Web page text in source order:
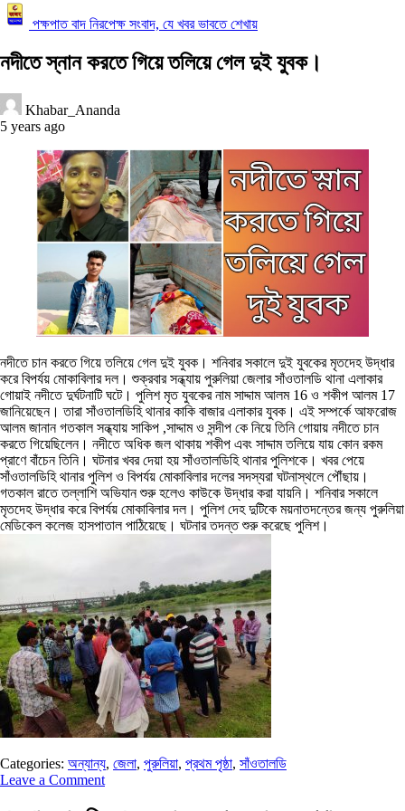
পক্ষপাত বাদ নিরপেক্ষ সংবাদ, যে খবর ভাবতে শেখায়
নদীতে স্নান করতে গিয়ে তলিয়ে গেল দুই যুবক।
Khabar_Ananda
5 years ago
নদীতে চান করতে গিয়ে তলিয়ে গেল দুই যুবক। শনিবার সকালে দুই যুবকের মৃতদেহ উদ্ধার
করে বিপর্যয় মোকাবিলার দল। শুক্রবার সন্ধ্যায় পুরুলিয়া জেলার সাঁওতালডি থানা এলাকার
গোয়াই নদীতে দুর্ঘটনাটি ঘটে। পুলিশ মৃত যুবকের নাম সাদ্দাম আলম 16 ও শকীপ আলম 17
জানিয়েছেন। তারা সাঁওতালডিহি থানার কাকি বাজার এলাকার যুবক। এই সম্পর্কে আফরোজ
আলম জানান গতকাল সন্ধ্যায় সাকিপ ,সাদ্দাম ও সন্দীপ কে নিয়ে তিনি গোয়ায় নদীতে চান
করতে গিয়েছিলেন। নদীতে অধিক জল থাকায় শকীপ এবং সাদ্দাম তলিয়ে যায় কোন রকম
প্রাণে বাঁচেন তিনি। ঘটনার খবর দেয়া হয় সাঁওতালডিহি থানার পুলিশকে। খবর পেয়ে
সাঁওতালডিহি থানার পুলিশ ও বিপর্যয় মোকাবিলার দলের সদস্যরা ঘটনাস্থলে পৌঁছায়।
গতকাল রাতে তল্লাশি অভিযান শুরু হলেও কাউকে উদ্ধার করা যায়নি। শনিবার সকালে
মৃতদেহ উদ্ধার করে বিপর্যয় মোকাবিলার দল। পুলিশ দেহ দুটিকে ময়নাতদন্তের জন্য পুরুলিয়া
মেডিকেল কলেজ হাসপাতাল পাঠিয়েছে। ঘটনার তদন্ত শুরু করেছে পুলিশ।
Categories: অন্যান্য, জেলা, পুরুলিয়া, প্রথম পৃষ্ঠা, সাঁওতালডি
Leave a Comment